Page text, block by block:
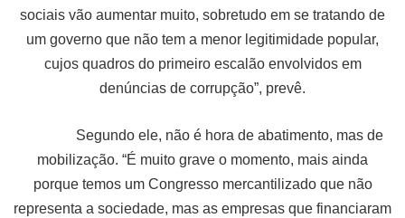
sociais vão aumentar muito, sobretudo em se tratando de
um governo que não tem a menor legitimidade popular,
cujos quadros do primeiro escalão envolvidos em
denúncias de corrupção”, prevê.
Segundo ele, não é hora de abatimento, mas de
mobilização. “É muito grave o momento, mais ainda
porque temos um Congresso mercantilizado que não
representa a sociedade, mas as empresas que financiaram